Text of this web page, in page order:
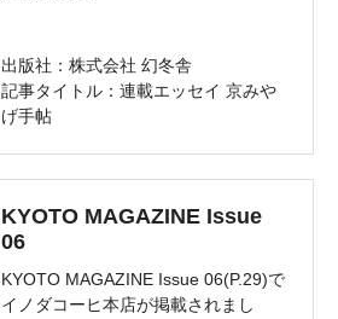
出版社：株式会社 幻冬舎
記事タイトル：連載エッセイ 京みや
げ手帖
KYOTO MAGAZINE Issue
06
KYOTO MAGAZINE Issue 06(P.29)で
イノダコーヒ本店が掲載されまし